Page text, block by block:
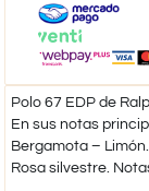
Polo 67 EDP de
En sus notas
Bergamota –
Rosa silvestre.